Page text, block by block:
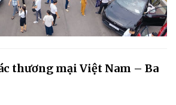
thương mại Việt Nam – Ba